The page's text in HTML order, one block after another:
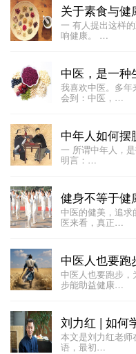
关于素食与健
一 有人提出这样
响健康。 …
中医，是一种
我喜欢中医。多
会到：中医，…
中年人如何摆
一 所谓中年人，
明言：…
健身不等于健
中医的健美，追
医来看，真正…
中医人也要跑
中医人也要跑步
步能助益健康…
本文是刘力红老
语，最初…